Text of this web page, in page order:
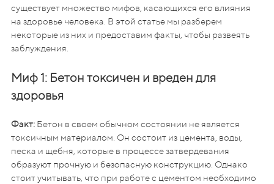
существует множество мифов, касающихся его влияния
на здоровье человека. В этой статье мы разберем
некоторые из них и предоставим факты, чтобы развеять
заблуждения.
Миф 1: Бетон токсичен и вреден для
здоровья
Факт: Бетон в своем обычном состоянии не является
токсичным материалом. Он состоит из цемента, воды,
песка и щебня, которые в процессе затвердевания
образуют прочную и безопасную конструкцию. Однако
стоит учитывать, что при работе с цементом необходимо